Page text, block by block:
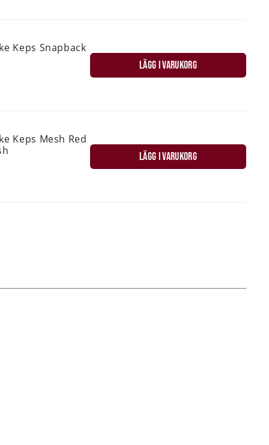
Keps Snapback
LÄGG I VARUKORG
Keps Mesh Red
LÄGG I VARUKORG